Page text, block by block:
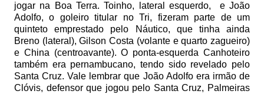
jogar na Boa Terra. Toinho, lateral esquerdo,
e João
Adolfo, o goleiro titular no Tri, fizeram parte de um
quinteto emprestado pelo Náutico, que tinha ainda
Breno (lateral), Gilson Costa (volante e quarto zagueiro)
e China (centroavante). O ponta-esquerda Canhoteiro
também era pernambucano, tendo sido revelado pelo
Santa Cruz. Vale lembrar que João Adolfo era irmão de
Clóvis, defensor que jogou pelo Santa Cruz, Palmeiras